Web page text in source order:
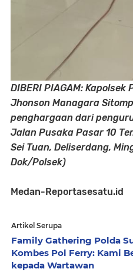
DIBERI PIAGAM: Kapolsek
Jhonson Managara
penghargaan dari
Jalan Pusaka Pasar 10
Sei Tuan, Deliserdang,
Dok/Polsek)
Medan-Reportasesatu.id
Artikel Serupa
Family Gathering Polda
Kombes Pol Ferry: Kami
kepada Wartawan